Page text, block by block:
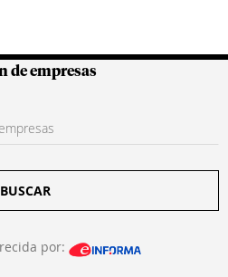
Colombianas
de empresas
BUSCAR
por: